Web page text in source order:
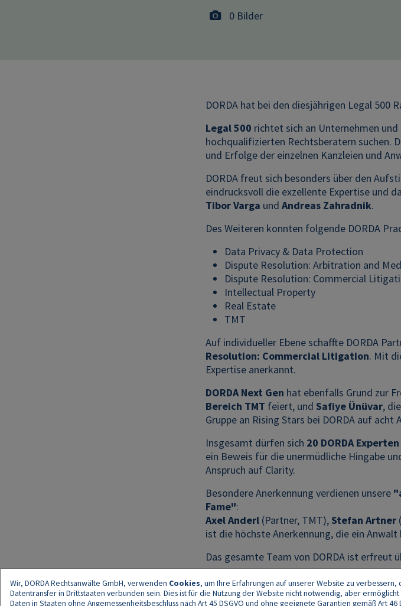
0 Bilder
DORDA hat bei den diesjährigen Legal 500
Legal 500 richtet sich an Unternehmen
hochqualifizierten Rechtsberatern suchen.
und Erfolge der einzelnen Kanzleien und
DORDA freut sich besonders über den
eindrucksvoll die exzellente Expertise und
Tibor Varga und Andreas Zahradnik.
Des Weiteren konnten folgende DORDA
Data Privacy & Data Protection
Dispute Resolution: Arbitration and
Dispute Resolution: Commercial
Intellectual Property
Real Estate
TMT
Auf individueller Ebene schaffte DORDA
Resolution: Commercial Litigation. Mit
Expertise anerkannt.
DORDA Next Gen hat ebenfalls Grund zur
Bereich TMT feiert, und Safiye Ünüvar,
Gruppe an Rising Stars bei DORDA auf acht
Insgesamt dürfen sich 20 DORDA Experten
ein Beweis für die unermüdliche Hingabe
Anspruch auf Clarity.
Besondere Anerkennung verdienen unsere
Fame":
Axel Anderl (Partner, TMT),Stefan Artner
ist die höchste Anerkennung, die ein
Das gesamte Team von DORDA ist erfreut
Wir, DORDA Rechtsanwälte GmbH, verwenden Cookies, um Ihre Erfahrungen auf unserer Website zu
Datentransfer in Drittstaaten verbunden sein. Dies ist für die Nutzung der Website nicht notwendig, aber
Daten in Staaten ohne Angemessenheitsbeschluss nach Art 45 DSGVO und ohne geeignete Garantien gemäß Art